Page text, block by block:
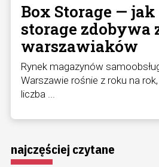
Box Storage —
storage zdobywa
warszawiaków
Rynek magazynów
Warszawie rośnie z roku na
liczba ...
najczęściej czytane